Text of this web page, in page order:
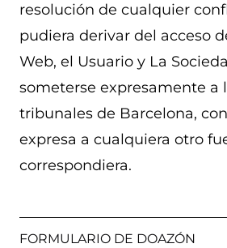
resolución de cualquier
pudiera derivar del acceso
Web, el Usuario y La
someterse expresamente a
tribunales de Barcelona,
expresa a cualquiera otro
correspondiera.
FORMULARIO DE DOAZÓN